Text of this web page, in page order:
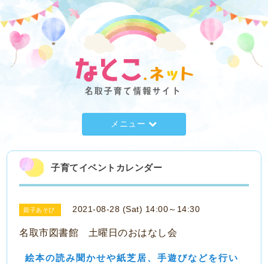
メニュー
子育てイベントカレンダー
親子あそび 2021-08-28 (Sat) 14:00～14:30
名取市図書館 土曜日のおはなし会
絵本の読み聞かせや紙芝居、手遊びなどを行い